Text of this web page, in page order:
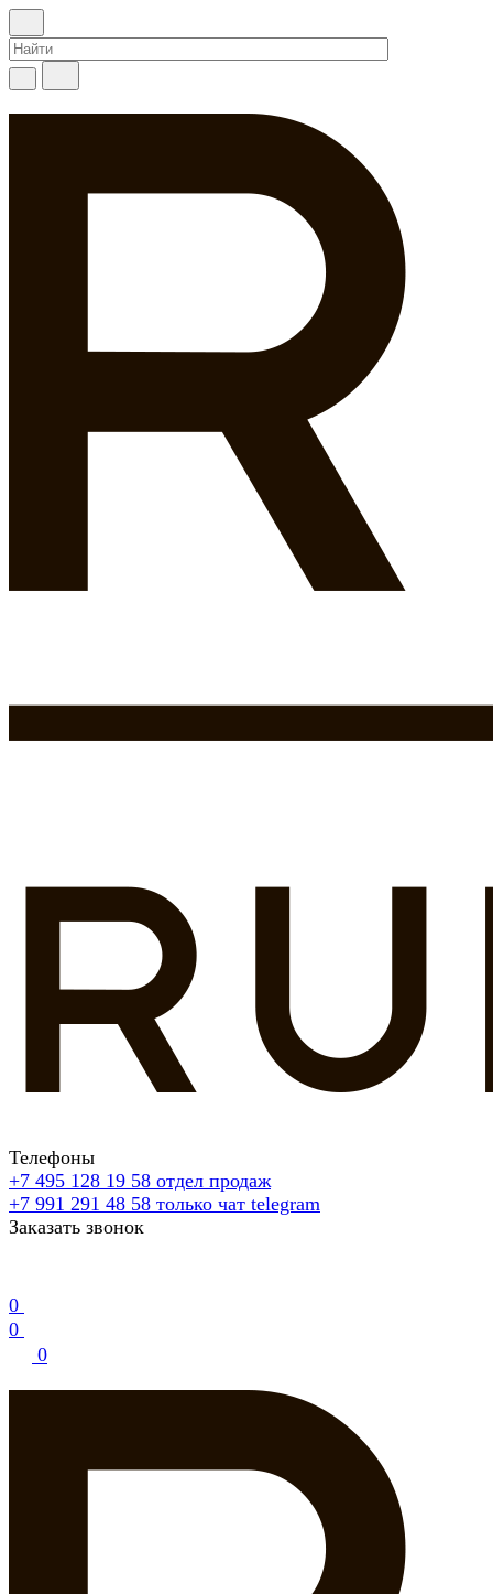
Телефоны
+7 495 128 19 58 отдел продаж
+7 991 291 48 58 только чат telegram
Заказать звонок
0
0
0